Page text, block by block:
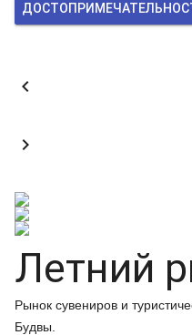


Летний
Рынок сувениров и
Будвы.